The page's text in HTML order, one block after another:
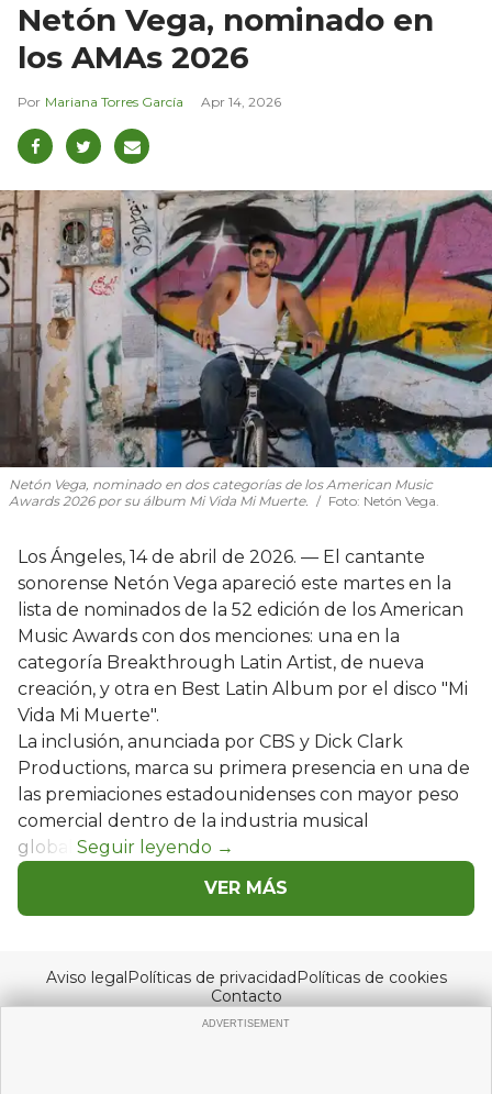
Netón Vega, nominado en
los AMAs 2026
Mariana Torres García Apr 14, 2026
Netón Vega, nominado en dos categorías de los American Music
Awards 2026 por su álbum Mi Vida Mi Muerte.
Foto: Netón Vega.
Los Ángeles, 14 de abril de 2026. — El cantante
sonorense Netón Vega apareció este martes en la
lista de nominados de la 52 edición de los American
Music Awards con dos menciones: una en la
categoría Breakthrough Latin Artist, de nueva
creación, y otra en Best Latin Album por el disco "Mi
Vida Mi Muerte".
La inclusión, anunciada por CBS y Dick Clark
Productions, marca su primera presencia en una de
las premiaciones estadounidenses con mayor peso
comercial dentro de la industria musical
global.
VER MÁS
Aviso legalPolíticas de privacidadPolíticas de cookies
Contacto